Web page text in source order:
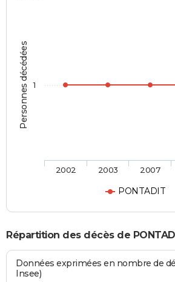
Personnes décédées
PONTADIT
2002 2003 2007
1
Répartition des décès de
Données exprimées en nombre de
Insee)